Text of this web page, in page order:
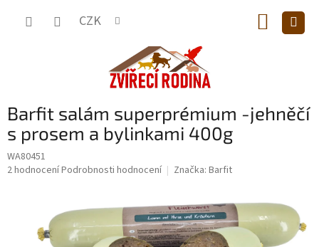
CZK
KOŠÍK
Barfit salám superprémium -jehněčí
s prosem a bylinkami 400g
WA80451
Průměrné
2 hodnoceníPodrobnosti hodnocení Značka: Barfit